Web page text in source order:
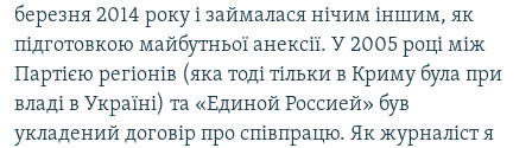
березня 2014 року і займалася нічим іншим, як
підготовкою майбутньої анексії. У 2005 році між
Партією регіонів (яка тоді тільки в Криму була при
владі в Україні) та «Единой Россией» був
укладений договір про співпрацю. Як журналіст я